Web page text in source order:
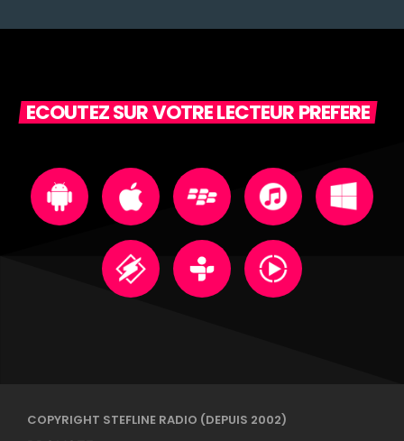
ECOUTEZ SUR VOTRE LECTEUR PREFERE
COPYRIGHT STEFLINE RADIO (DEPUIS 2002)